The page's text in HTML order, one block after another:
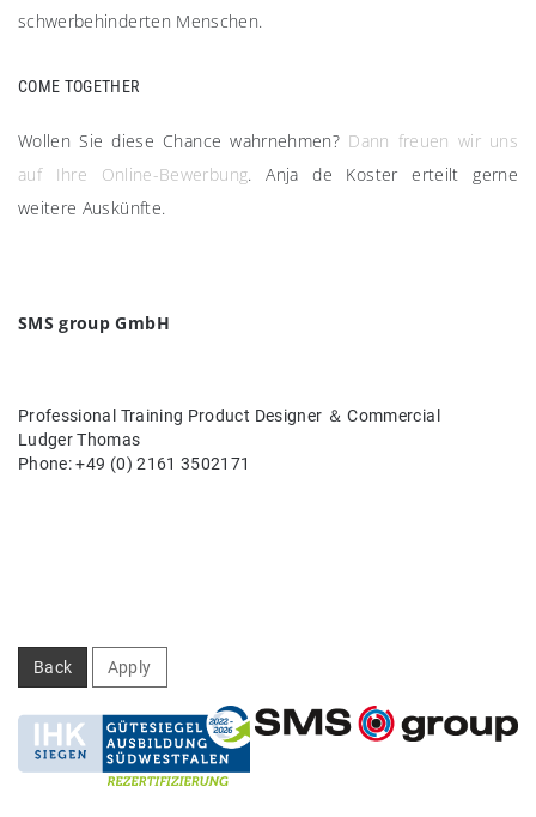
schwerbehinderten Menschen.
COME TOGETHER​
Wollen Sie diese Chance wahrnehmen? Dann freuen wir uns
auf Ihre Online-Bewerbung. Anja de Koster erteilt gerne
weitere Auskünfte.
SMS group GmbH
Professional Training Product Designer ＆ Commercial
Ludger Thomas
Phone: +49 (0) 2161 3502171
Back Apply